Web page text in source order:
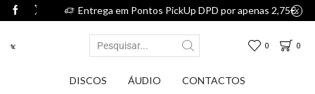
Entrega em Pontos PickUp DPD por apenas 2,75€.
0 0
DISCOS ÁUDIO CONTACTOS